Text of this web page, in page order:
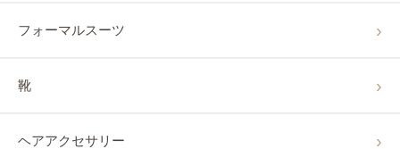
フォーマルスーツ
靴
ヘアアクセサリー